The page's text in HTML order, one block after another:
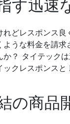
す迅速
どレスポンス
ような料金を請
か？ タイテック
クレスポンスと
の商品